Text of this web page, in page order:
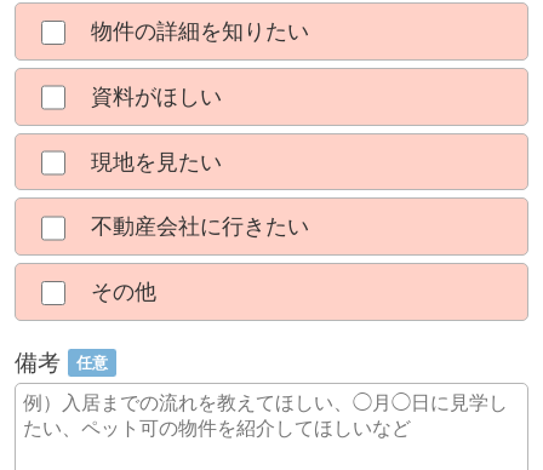
物件の詳細を知りたい
資料がほしい
現地を見たい
不動産会社に行きたい
その他
備考 任意